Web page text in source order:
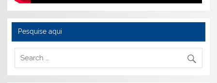
Pesquise aqui